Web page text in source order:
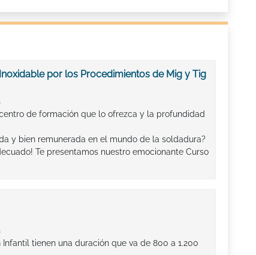
por los Procedimientos de Mig y Tig
de formación que lo ofrezca y la profundidad
y bien remunerada en el mundo de la soldadura?
Te presentamos nuestro emocionante Curso
Infantil tienen una duración que va de 800 a 1.200